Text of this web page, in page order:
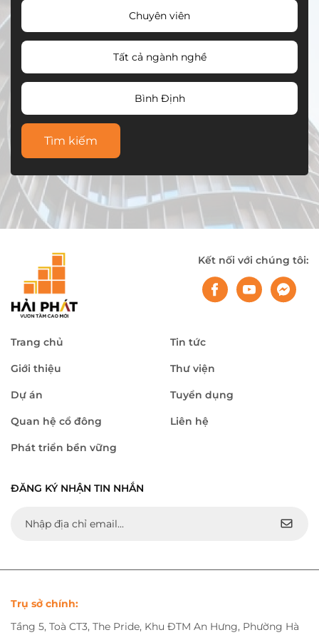
Chuyên viên
Tất cả ngành nghề
Bình Định
Tìm kiếm
Kết nối với chúng tôi:
Trang chủ
Giới thiệu
Dự án
Quan hệ cổ đông
Phát triển bền vững
Tin tức
Thư viện
Tuyển dụng
Liên hệ
ĐĂNG KÝ NHẬN TIN NHẮN
Trụ sở chính:
Tầng 5, Toà CT3, The Pride, Khu ĐTM An Hưng, Phường Hà